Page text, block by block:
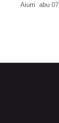
Aiurri abu 07